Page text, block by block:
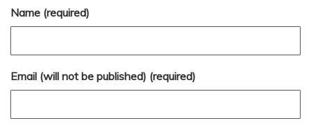
Name (required)
Email (will not be published) (required)